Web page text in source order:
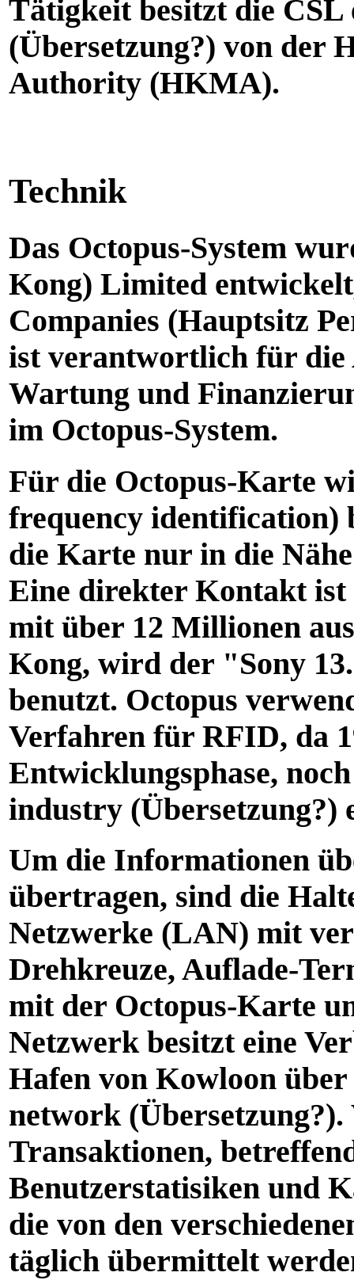
Tätigkeit besitzt die CSL
(Übersetzung?) von der
Authority (HKMA).
Technik
Das Octopus-System
Kong) Limited
Companies (Hauptsitz
ist verantwortlich für die
Wartung und
im Octopus-System.
Für die Octopus-Karte
frequency identification)
die Karte nur in die
Eine direkter Kontakt
mit über 12 Millionen
Kong, wird der "Sony
benutzt. Octopus
Verfahren für RFID, da
Entwicklungsphase,
industry (Übersetzung?)
Um die Informationen
übertragen, sind die
Netzwerke (LAN) mit
Drehkreuze, Auflade-
mit der Octopus-Karte
Netzwerk besitzt eine
Hafen von Kowloon
network
Transaktionen,
Benutzerstatisiken und
die von den
täglich übermittelt